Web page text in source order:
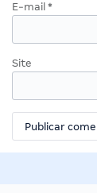
E-mail *
Site